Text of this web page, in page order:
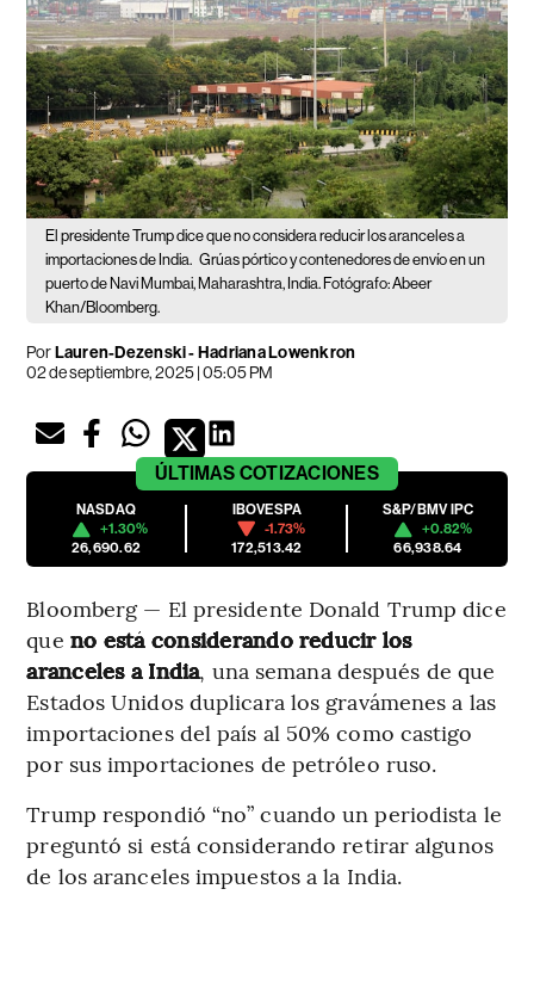
El presidente Trump dice que no considera reducir los aranceles a
importaciones de India. Grúas pórtico y contenedores de envío en un
puerto de Navi Mumbai, Maharashtra, India. Fotógrafo: Abeer
Khan/Bloomberg.
PorLauren-Dezenski - Hadriana Lowenkron
02 de septiembre, 2025 | 05:05 PM
ÚLTIMAS COTIZACIONES
NASDAQ
+1.30%
26,690.62
IBOVESPA
-1.73%
172,513.42
S&P/BMV IPC
+0.82%
66,938.64
Bloomberg — El presidente Donald Trump dice
que no está considerando reducir los
aranceles a India, una semana después de que
Estados Unidos duplicara los gravámenes a las
importaciones del país al 50% como castigo
por sus importaciones de petróleo ruso.
Trump respondió “no” cuando un periodista le
preguntó si está considerando retirar algunos
de los aranceles impuestos a la India.